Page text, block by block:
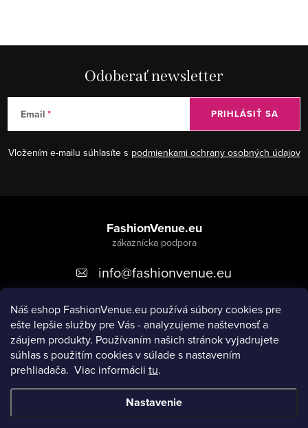
Náš eshop FashionVenue.eu používá súbory cookies pre
ešte lepšie služby pre Vás - analyzujeme naštevnosť a
záujem produkty. Používaním našich stránok vyjadrujete
súhlas s použitím cookies v súlade s nastavením
prehliadača. Viac informácii tu.
Nastavenie
Odoberať newsletter
Email
Vložením e-mailu súhlasíte s podmienkami ochrany osobných údajov
PRIHLÁSIŤ SA
t
Informácie pre vás
FashionVenue.eu
info@fashionvenue.eu